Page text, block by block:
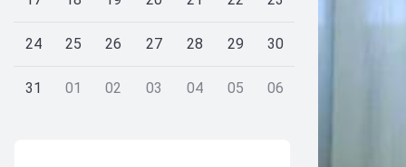
24 25 26 27 28 29 30
31 01 02 03 04 05 06